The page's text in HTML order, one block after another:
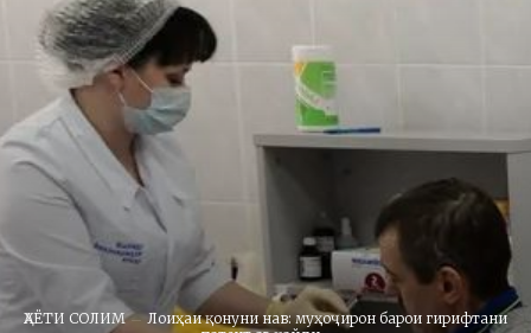
ҲАЁТИ СОЛИМ
Лоиҳаи қонуни нав: муҳоҷирон барои гирифтани